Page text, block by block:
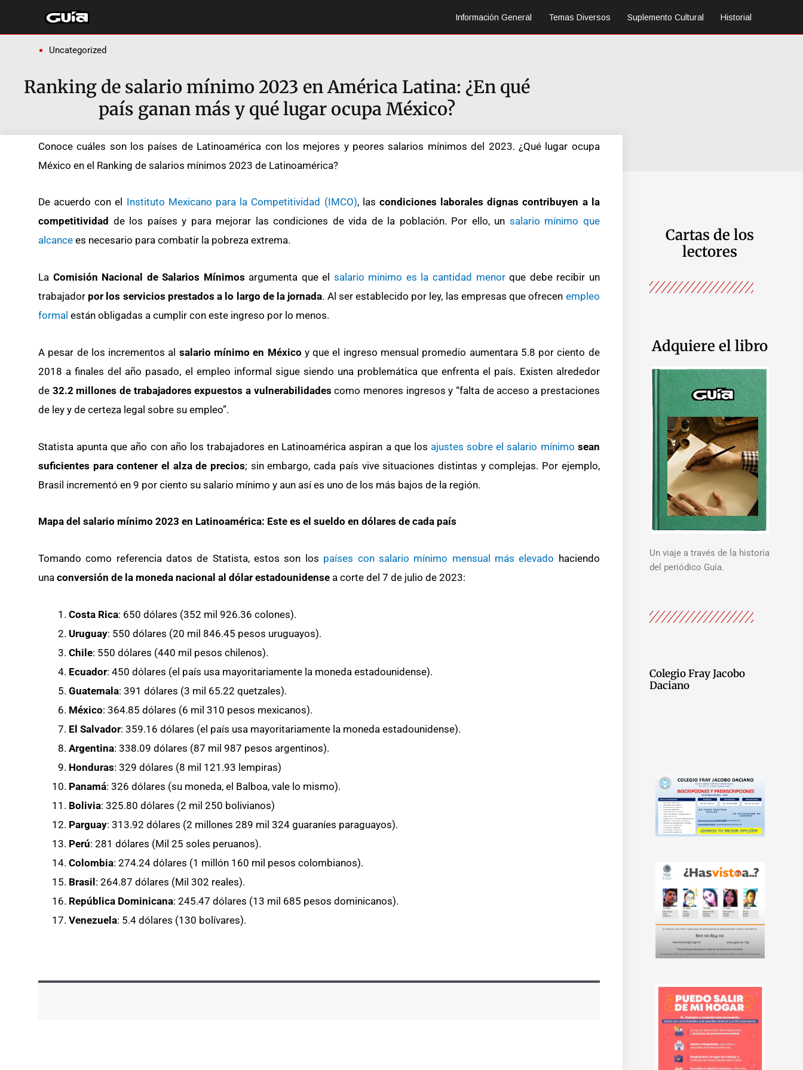
contenido
Información General Temas Diversos Suplemento Cultural Historial
Uncategorized
Ranking de salario mínimo 2023 en América Latina: ¿En qué
país ganan más y qué lugar ocupa México?
Conoce cuáles son los países de Latinoamérica con los mejores y peores salarios mínimos del 2023. ¿Qué lugar ocupa
México en el Ranking de salarios mínimos 2023 de Latinoamérica?
De acuerdo con el Instituto Mexicano para la Competitividad (IMCO), las condiciones laborales dignas contribuyen a la
competitividad de los países y para mejorar las condiciones de vida de la población. Por ello, un salario mínimo que
alcance es necesario para combatir la pobreza extrema.
La Comisión Nacional de Salarios Mínimos argumenta que el salario mínimo es la cantidad menor que debe recibir un
trabajador por los servicios prestados a lo largo de la jornada. Al ser establecido por ley, las empresas que ofrecen empleo
formal están obligadas a cumplir con este ingreso por lo menos.
A pesar de los incrementos al salario mínimo en México y que el ingreso mensual promedio aumentara 5.8 por ciento de
2018 a finales del año pasado, el empleo informal sigue siendo una problemática que enfrenta el país. Existen alrededor
de 32.2 millones de trabajadores expuestos a vulnerabilidades como menores ingresos y “falta de acceso a prestaciones
de ley y de certeza legal sobre su empleo”.
Statista apunta que año con año los trabajadores en Latinoamérica aspiran a que los ajustes sobre el salario mínimo sean
suficientes para contener el alza de precios; sin embargo, cada país vive situaciones distintas y complejas. Por ejemplo,
Brasil incrementó en 9 por ciento su salario mínimo y aun así es uno de los más bajos de la región.
Mapa del salario mínimo 2023 en Latinoamérica: Este es el sueldo en dólares de cada país
Tomando como referencia datos de Statista, estos son los países con salario mínimo mensual más elevado haciendo
una conversión de la moneda nacional al dólar estadounidense a corte del 7 de julio de 2023:
Costa Rica: 650 dólares (352 mil 926.36 colones).
Uruguay: 550 dólares (20 mil 846.45 pesos uruguayos).
Chile: 550 dólares (440 mil pesos chilenos).
Ecuador: 450 dólares (el país usa mayoritariamente la moneda estadounidense).
Guatemala: 391 dólares (3 mil 65.22 quetzales).
México: 364.85 dólares (6 mil 310 pesos mexicanos).
El Salvador: 359.16 dólares (el país usa mayoritariamente la moneda estadounidense).
Argentina: 338.09 dólares (87 mil 987 pesos argentinos).
Honduras: 329 dólares (8 mil 121.93 lempiras)
Panamá: 326 dólares (su moneda, el Balboa, vale lo mismo).
Bolivia: 325.80 dólares (2 mil 250 bolivianos)
Parguay: 313.92 dólares (2 millones 289 mil 324 guaraníes paraguayos).
Perú: 281 dólares (Mil 25 soles peruanos).
Colombia: 274.24 dólares (1 millón 160 mil pesos colombianos).
Brasil: 264.87 dólares (Mil 302 reales).
República Dominicana: 245.47 dólares (13 mil 685 pesos dominicanos).
Venezuela: 5.4 dólares (130 bolívares).
Cartas de los
lectores
Adquiere el libro
Un viaje a través de la historia
del periódico Guía.
Colegio Fray Jacobo
Daciano